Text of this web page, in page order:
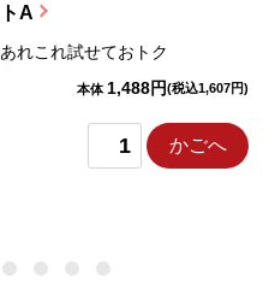
トA
あれこれ試せておトク
本体 1,488円(税込1,607円)
かごへ